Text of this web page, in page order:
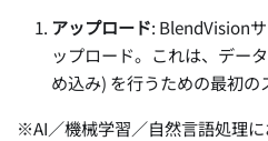
アップロード: BlendVision
ップロード。これは、デー
め込み) を行うための最初の
※AI／機械学習／自然言語処理